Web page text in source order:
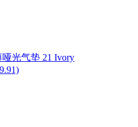
光气垫 21 Ivory